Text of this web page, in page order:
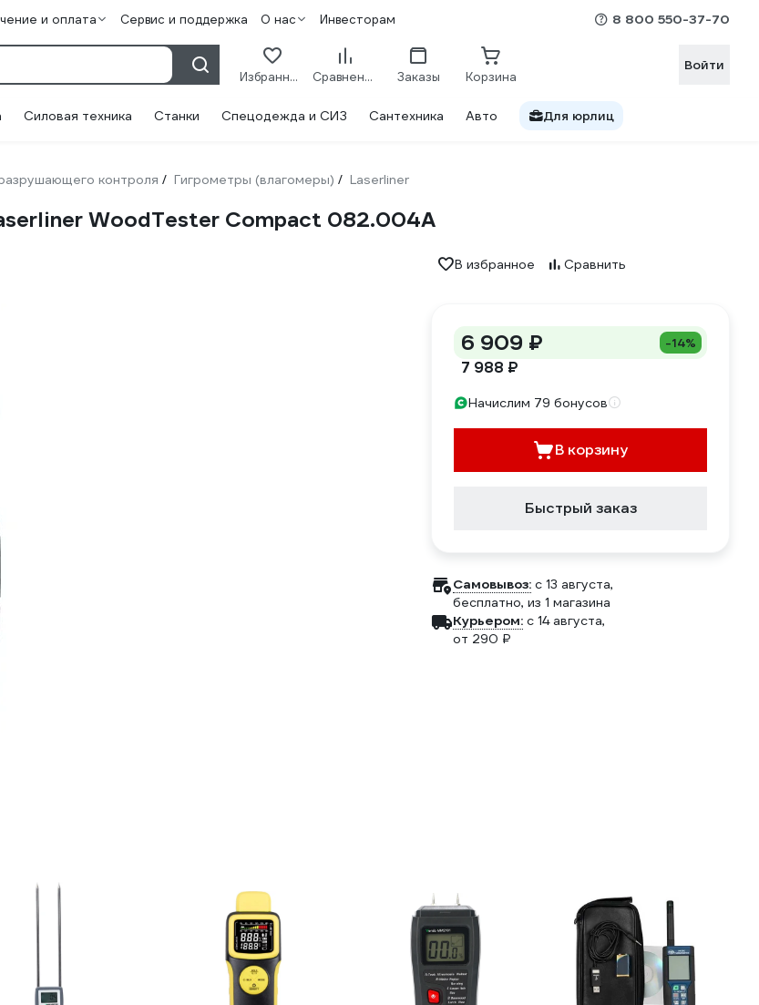
и оплата Сервис и поддержка О нас Инвесторам 8 800 550-37-70
Избранное Сравнение Заказы Корзина
Войти
Силовая техника Станки Спецодежда и СИЗ Сантехника Авто Для юрлиц
контроля / Гигрометры (влагомеры) / Laserliner
WoodTester Compact 082.004A
В избранное Сравнить
6 909 ₽ -14%
7 988 ₽
Начислим 79 бонусов
В корзину
Быстрый заказ
Самовывоз: c 13 августа,
бесплатно, из 1 магазина
Курьером: c 14 августа,
от 290 ₽